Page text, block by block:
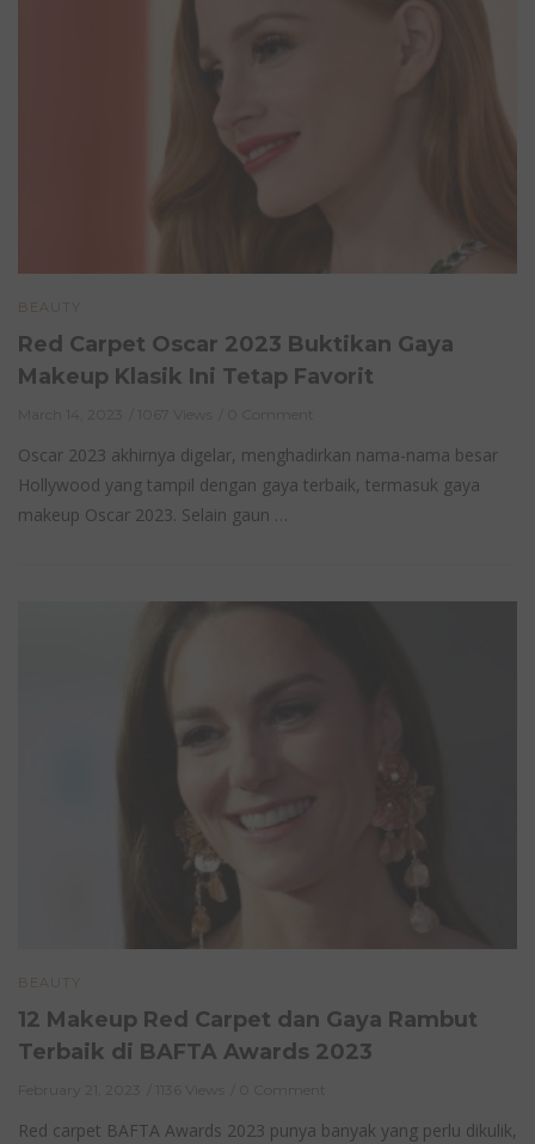
BEAUTY
Red Carpet Oscar 2023 Buktikan Gaya
Makeup Klasik Ini Tetap Favorit
Oscar 2023 akhirnya digelar, menghadirkan nama-nama besar
Hollywood yang tampil dengan gaya terbaik, termasuk gaya
makeup Oscar 2023. Selain gaun …
BEAUTY
12 Makeup Red Carpet dan Gaya Rambut
Terbaik di BAFTA Awards 2023
Red carpet BAFTA Awards 2023 punya banyak yang perlu dikulik,